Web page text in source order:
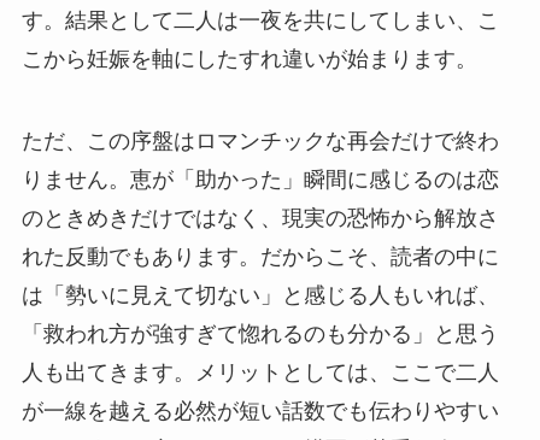
す。結果として二人は一夜を共にしてしまい、こ
こから妊娠を軸にしたすれ違いが始まります。
ただ、この序盤はロマンチックな再会だけで終わ
りません。恵が「助かった」瞬間に感じるのは恋
のときめきだけではなく、現実の恐怖から解放さ
れた反動でもあります。だからこそ、読者の中に
は「勢いに見えて切ない」と感じる人もいれば、
「救われ方が強すぎて惚れるのも分かる」と思う
人も出てきます。メリットとしては、ここで二人
が一線を越える必然が短い話数でも伝わりやすい